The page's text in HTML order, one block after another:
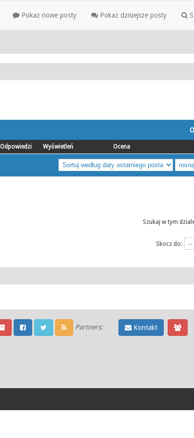
Pokaż nowe posty Pokaż dzisiejsze posty
Odpowiedzi Wyświetleń Ocena
Szukaj w tym
Skocz do:
Partners: Kontakt